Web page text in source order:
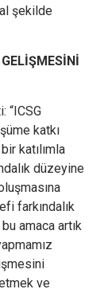
şekilde
“ICSG
katkı
katılımla
düzeyine
farkındalık
amaca artık
ve